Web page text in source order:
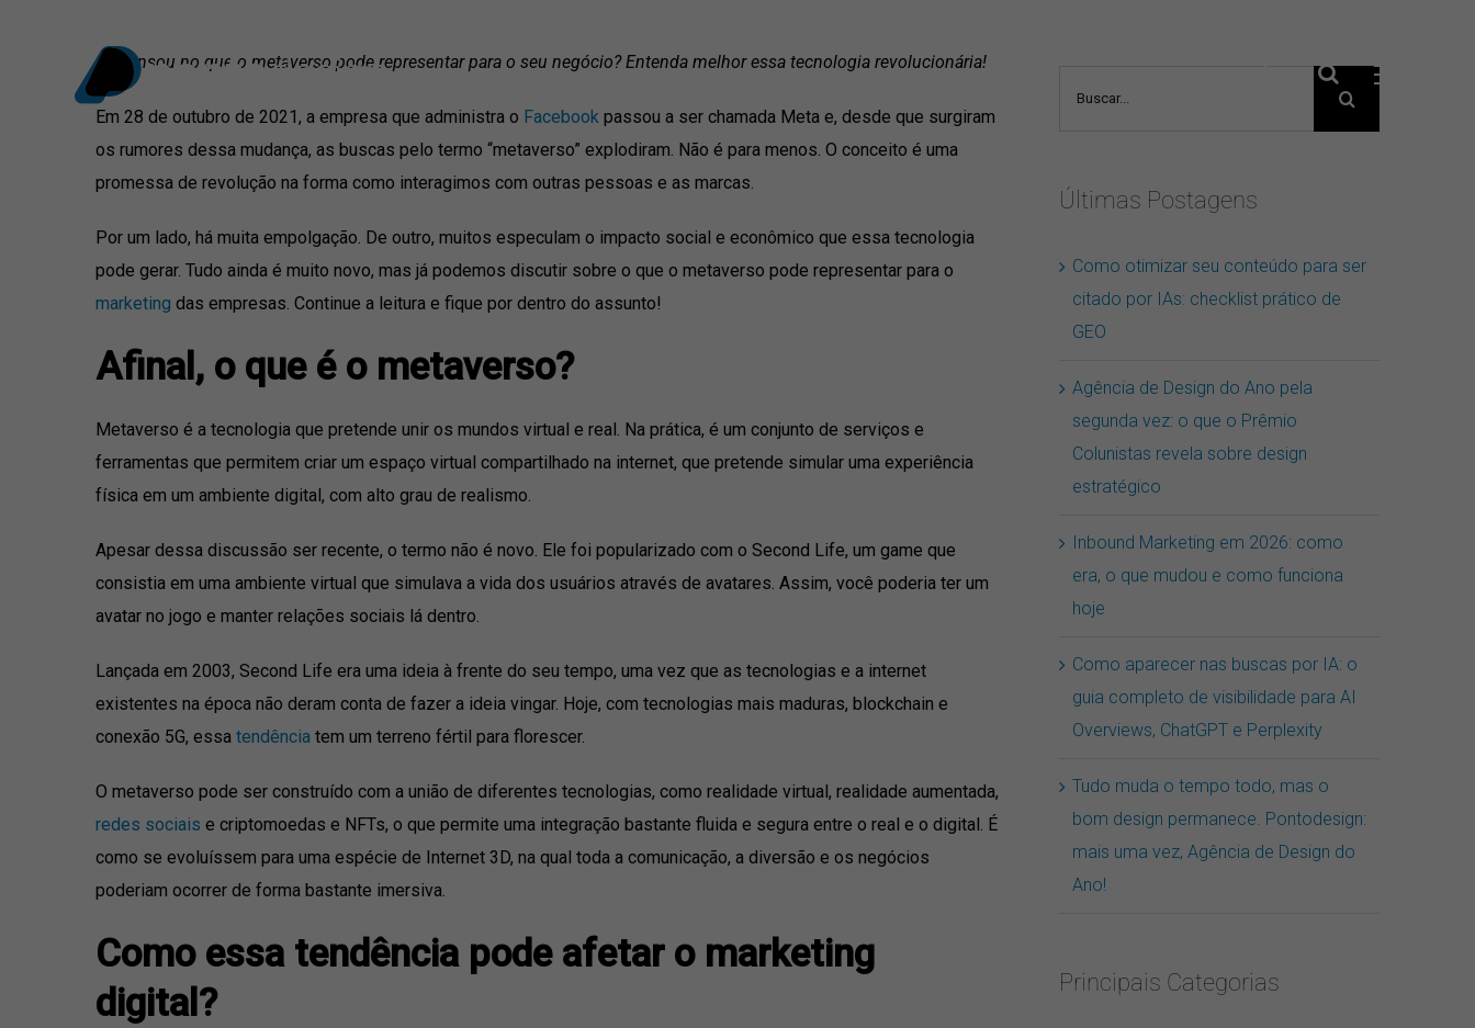
Já pensou no que o metaverso pode representar para o seu negócio? Entenda melhor essa tecnologia revolucionária!
Em 28 de outubro de 2021, a empresa que administra o Facebook passou a ser chamada Meta e, desde que surgiram
os rumores dessa mudança, as buscas pelo termo “metaverso” explodiram. Não é para menos. O conceito é uma
promessa de revolução na forma como interagimos com outras pessoas e as marcas.
Por um lado, há muita empolgação. De outro, muitos especulam o impacto social e econômico que essa tecnologia
pode gerar. Tudo ainda é muito novo, mas já podemos discutir sobre o que o metaverso pode representar para o
marketing das empresas. Continue a leitura e fique por dentro do assunto!
Afinal, o que é o metaverso?
Metaverso é a tecnologia que pretende unir os mundos virtual e real. Na prática, é um conjunto de serviços e
ferramentas que permitem criar um espaço virtual compartilhado na internet, que pretende simular uma experiência
física em um ambiente digital, com alto grau de realismo.
Apesar dessa discussão ser recente, o termo não é novo. Ele foi popularizado com o Second Life, um game que
consistia em uma ambiente virtual que simulava a vida dos usuários através de avatares. Assim, você poderia ter um
avatar no jogo e manter relações sociais lá dentro.
Lançada em 2003, Second Life era uma ideia à frente do seu tempo, uma vez que as tecnologias e a internet
existentes na época não deram conta de fazer a ideia vingar. Hoje, com tecnologias mais maduras, blockchain e
conexão 5G, essa tendência tem um terreno fértil para florescer.
O metaverso pode ser construído com a união de diferentes tecnologias, como realidade virtual, realidade aumentada,
redes sociais e criptomoedas e NFTs, o que permite uma integração bastante fluida e segura entre o real e o digital. É
como se evoluíssem para uma espécie de Internet 3D, na qual toda a comunicação, a diversão e os negócios
poderiam ocorrer de forma bastante imersiva.
Como essa tendência pode afetar o marketing
digital?
Últimas Postagens
Como otimizar seu conteúdo para ser
citado por IAs: checklist prático de
GEO
Agência de Design do Ano pela
segunda vez: o que o Prêmio
Colunistas revela sobre design
estratégico
Inbound Marketing em 2026: como
era, o que mudou e como funciona
hoje
Como aparecer nas buscas por IA: o
guia completo de visibilidade para AI
Overviews, ChatGPT e Perplexity
Tudo muda o tempo todo, mas o
bom design permanece. Pontodesign:
mais uma vez, Agência de Design do
Ano!
Principais Categorias